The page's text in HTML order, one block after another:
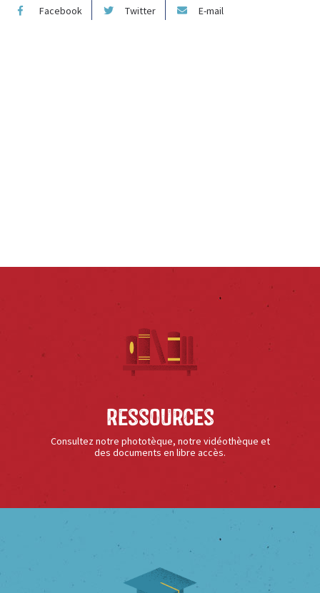
Facebook Twitter E-mail
Ressources
Consultez notre phototèque, notre vidéothèque et
des documents en libre accès.